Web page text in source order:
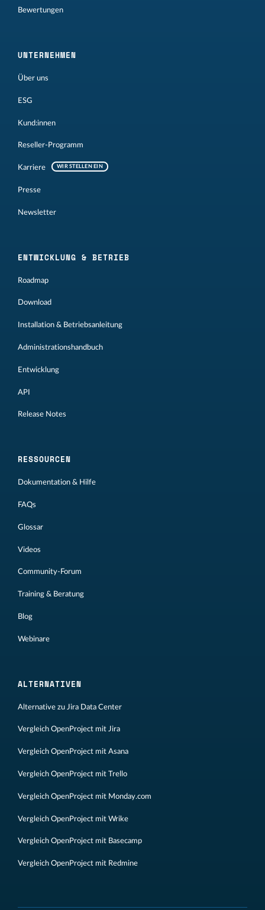
Bewertungen
UNTERNEHMEN
Über uns
ESG
Kund:innen
Reseller-Programm
Karriere WIR STELLEN EIN
Presse
Newsletter
ENTWICKLUNG & BETRIEB
Roadmap
Download
Installation & Betriebsanleitung
Administrationshandbuch
Entwicklung
API
Release Notes
RESSOURCEN
Dokumentation & Hilfe
FAQs
Glossar
Videos
Community-Forum
Training & Beratung
Blog
Webinare
ALTERNATIVEN
Alternative zu Jira Data Center
Vergleich OpenProject mit Jira
Vergleich OpenProject mit Asana
Vergleich OpenProject mit Trello
Vergleich OpenProject mit Monday.com
Vergleich OpenProject mit Wrike
Vergleich OpenProject mit Basecamp
Vergleich OpenProject mit Redmine